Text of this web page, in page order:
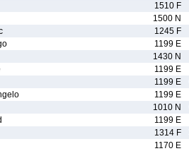
1510 F
1500 N
1245 F
1199 E
1430 N
1199 E
1199 E
1199 E
1010 N
1199 E
1314 F
1170 E